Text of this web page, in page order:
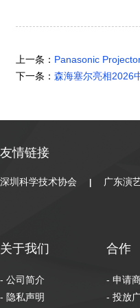
上一条： Panasonic
下一条： 森海塞尔亮相2026
友情链接
深圳科学技术协会 广东演
关于我们
- 公司简介
- 隐私声明
合作
- 申请
- 投放